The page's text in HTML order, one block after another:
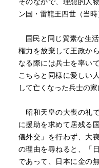
ン国・雷龍王四世（当時
国民と同じ質素な生活
権力を放棄して王政か
なる際には兵士を率い
こちらと同様に愛しい
して亡くなった兵士の家
昭和天皇の大喪の礼
に援助を求めて居残る
儀外交」を行わず、大
の理由を尋ねると、「
であって、日本に金の